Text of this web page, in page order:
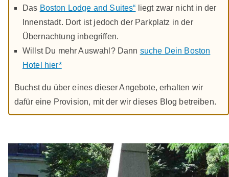
Das Boston Lodge and Suites“ liegt zwar nicht in der
Innenstadt. Dort ist jedoch der Parkplatz in der
Übernachtung inbegriffen.
Willst Du mehr Auswahl? Dann suche Dein Boston
Hotel hier*
Buchst du über eines dieser Angebote, erhalten wir
dafür eine Provision, mit der wir dieses Blog betreiben.